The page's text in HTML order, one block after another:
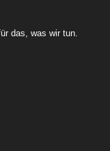
das, was wir tun.